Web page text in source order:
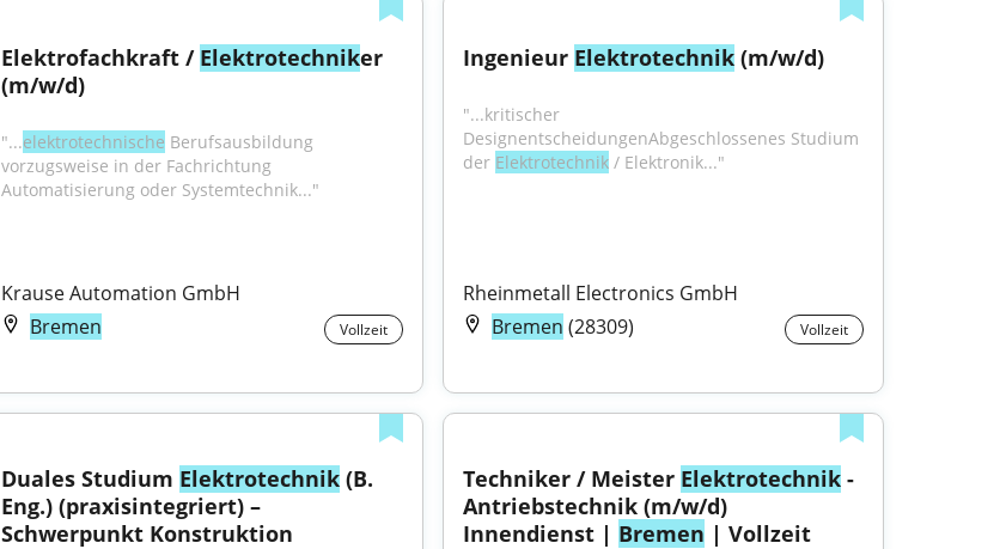
Elektrofachkraft / Elektrotechniker
(m/w/d)
"...elektrotechnische Berufsausbildung
vorzugsweise in der Fachrichtung
Automatisierung oder Systemtechnik..."
Krause Automation GmbH
Bremen
Vollzeit
Ingenieur Elektrotechnik (m/w/d)
"...kritischer
DesignentscheidungenAbgeschlossenes Studium
der Elektrotechnik / Elektronik..."
Rheinmetall Electronics GmbH
Bremen (28309) Vollzeit
Duales Studium Elektrotechnik (B.
Eng.) (praxisintegriert) –
Schwerpunkt Konstruktion
Techniker / Meister Elektrotechnik -
Antriebstechnik (m/w/d)
Innendienst | Bremen | Vollzeit